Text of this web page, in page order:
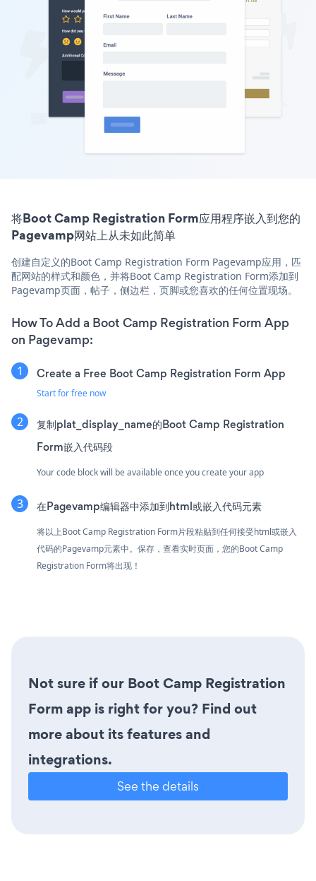
将Boot Camp Registration Form应用程序嵌入到您的
Pagevamp网站上从未如此简单
创建自定义的Boot Camp Registration Form Pagevamp应用，匹
配网站的样式和颜色，并将Boot Camp Registration Form添加到
Pagevamp页面，帖子，侧边栏，页脚或您喜欢的任何位置现场。
How To Add a Boot Camp Registration Form App
on Pagevamp:
Create a Free Boot Camp Registration Form App
Start for free now
复制plat_display_name的Boot Camp Registration
Form嵌入代码段
Your code block will be available once you create your app
在Pagevamp编辑器中添加到html或嵌入代码元素
将以上Boot Camp Registration Form片段粘贴到任何接受html或嵌入
代码的Pagevamp元素中。保存，查看实时页面，您的Boot Camp
Registration Form将出现！
Not sure if our Boot Camp Registration
Form app is right for you? Find out
more about its features and
integrations.
See the details